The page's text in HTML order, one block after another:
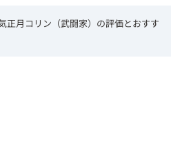
正月コリン（武闘家）の評価とおすす